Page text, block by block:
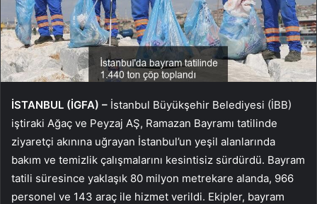
İSTANBUL (İGFA) – İstanbul Büyükşehir Belediyesi (İBB)
iştiraki Ağaç ve Peyzaj AŞ, Ramazan Bayramı tatilinde
ziyaretçi akınına uğrayan İstanbul’un yeşil alanlarında
bakım ve temizlik çalışmalarını kesintisiz sürdürdü. Bayram
tatili süresince yaklaşık 80 milyon metrekare alanda, 966
personel ve 143 araç ile hizmet verildi. Ekipler, bayram